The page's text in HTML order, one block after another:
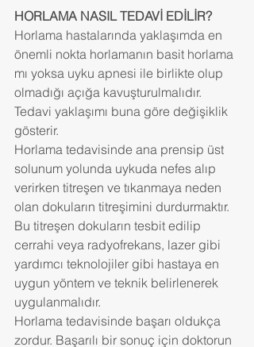
HORLAMA NASIL TEDAVİ EDİLİR?
Horlama hastalarında yaklaşımda en
önemli nokta horlamanın basit horlama
mı yoksa uyku apnesi ile birlikte olup
olmadığı açığa kavuşturulmalıdır.
Tedavi yaklaşımı buna göre değişiklik
gösterir.
Horlama tedavisinde ana prensip üst
solunum yolunda uykuda nefes alıp
verirken titreşen ve tıkanmaya neden
olan dokuların titreşimini durdurmaktır.
Bu titreşen dokuların tesbit edilip
cerrahi veya radyofrekans, lazer gibi
yardımcı teknolojiler gibi hastaya en
uygun yöntem ve teknik belirlenerek
uygulanmalıdır.
Horlama tedavisinde başarı oldukça
zordur. Başarılı bir sonuç için doktorun